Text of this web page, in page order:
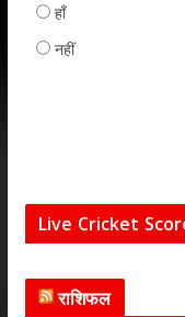
हाँ
नहीं
Live Cricket
राशिफल